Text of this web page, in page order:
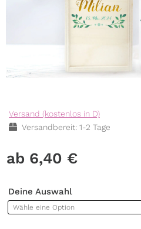
Versand (kostenlos in D)
Versandbereit: 1-2 Tage
6,40 €
Deine Auswahl